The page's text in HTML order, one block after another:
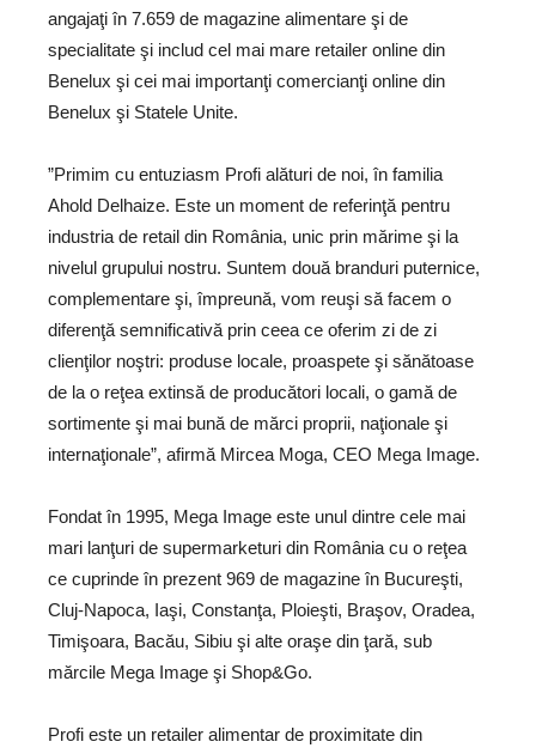
angajaţi în 7.659 de magazine alimentare şi de
specialitate şi includ cel mai mare retailer online din
Benelux şi cei mai importanţi comercianţi online din
Benelux şi Statele Unite.
”Primim cu entuziasm Profi alături de noi, în familia
Ahold Delhaize. Este un moment de referinţă pentru
industria de retail din România, unic prin mărime şi la
nivelul grupului nostru. Suntem două branduri puternice,
complementare şi, împreună, vom reuşi să facem o
diferenţă semnificativă prin ceea ce oferim zi de zi
clienţilor noştri: produse locale, proaspete şi sănătoase
de la o reţea extinsă de producători locali, o gamă de
sortimente şi mai bună de mărci proprii, naţionale şi
internaţionale”, afirmă Mircea Moga, CEO Mega Image.
Fondat în 1995, Mega Image este unul dintre cele mai
mari lanţuri de supermarketuri din România cu o reţea
ce cuprinde în prezent 969 de magazine în Bucureşti,
Cluj-Napoca, Iaşi, Constanţa, Ploieşti, Braşov, Oradea,
Timişoara, Bacău, Sibiu şi alte oraşe din ţară, sub
mărcile Mega Image şi Shop&Go.
Profi este un retailer alimentar de proximitate din